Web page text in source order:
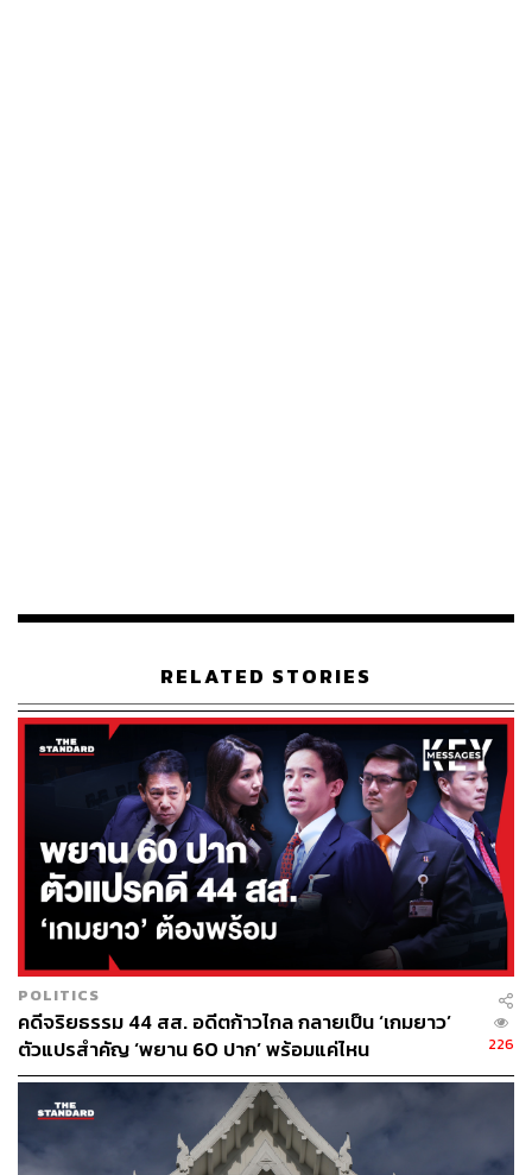
การต่อต้านขึ้นมาจากประชาชนในพื้นที่ นี่ไม่ใช่การกล่าวหา
ตะกั่วที่คณะกรรมาธิการงบประมาณเมื่อปีที่แล้วเสนอให้ตัด
งบประมาณได้หรือไม่ เอกสารรายงานด้านสิ่งแวดล้อมที่
กรมชลประทานเร่งรีบจัดทำขึ้นปรากฏว่ามีข้อผิดพลาดใน
เอกสาร ความผิดพลาดนั้นคือ การจัดทำรายงานผลกระทบสิ่ง
แวดล้อมโครงการอ่างเก็บน้ำเหมืองตะกั่วอันเนื่องมาจากพระ
ราชดำริ จังหวัดพัทลุง มีการคัดลอกเอารายงานของจังหวัด
เพชรบูรณ์ มาเปลี่ยนชื่อเป็นจังหวัดพัทลุง แต่กลับลืมแก้ไข
ข้อมูลพื้นฐานสำคัญ อย่างลักษณะทางภูมิศาสตร์และพืช
เศรษฐกิจหลัก จนถูกประชาชนคนทั่วไปจับผิดได้ ถึงแม้ว่า
กรมชลประทานจะอ้างว่านี่เป็นรายงานฉบับเก่า แต่จะฉบับ
เก่าหรือว่าจะเป็นฉบับใหม่ไม่ใช่สาระสำคัญ แต่สาระสำคัญ
คือการจัดทำรายงานปลอม เป็นรายงานที่ไม่ตรงกับสภาพ
ของพื้นที่ นั่นเท่ากับรายงานฉบับนี้เป็นรายงานเท็จ ซึ่งการเอา
ข้อมูลอันเป็นเท็จมาใช้กับ ‘โครงการอันเนื่องมาจากพระ
ราชดำริ’ ที่เกี่ยวเนื่องโดยตรงกับสถาบันพระมหากษัตริย์ การ
แอบอ้างเช่นนี้เหมาะสมหรือไม่ และจะส่งผลกระทบโดยตรง
ต่อภาพลักษณ์ของสถาบันเสื่อมเสียไปถึงพระเกียรติยศของ
องค์พระมหากษัตริย์หรือไม่”
RELATED STORIES
POLITICS
คดีจริยธรรม 44 สส. อดีตก้าวไกล กลายเป็น ‘เกมยาว’
ตัวแปรสำคัญ ‘พยาน 60 ปาก’ พร้อมแค่ไหน
226